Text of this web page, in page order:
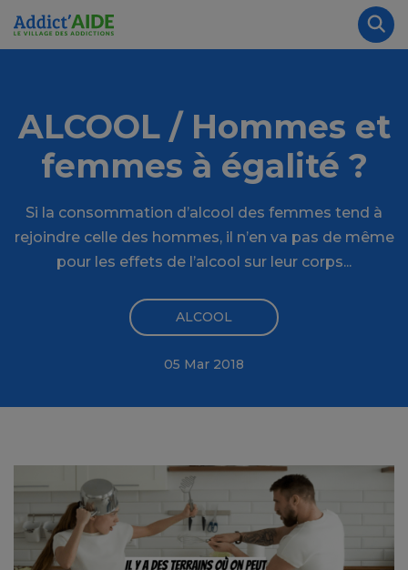
Aller au contenu principal
ALCOOL / Hommes et
femmes à égalité ?
Si la consommation d’alcool des femmes tend à
rejoindre celle des hommes, il n’en va pas de même
pour les effets de l’alcool sur leur corps...
ALCOOL
05 Mar 2018
Panneau de gestion des cookies